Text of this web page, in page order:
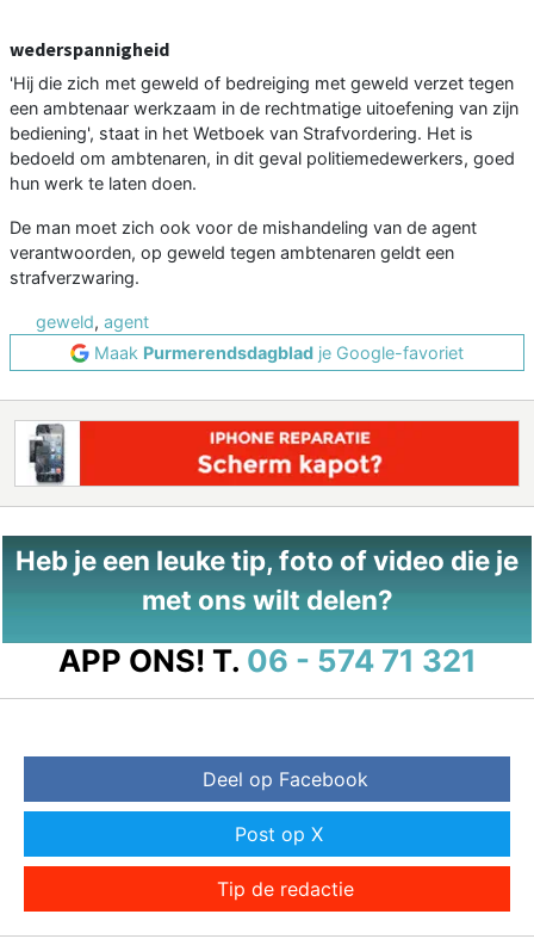
wederspannigheid
'Hij die zich met geweld of bedreiging met geweld verzet tegen
een ambtenaar werkzaam in de rechtmatige uitoefening van zijn
bediening', staat in het Wetboek van Strafvordering. Het is
bedoeld om ambtenaren, in dit geval politiemedewerkers, goed
hun werk te laten doen.
De man moet zich ook voor de mishandeling van de agent
verantwoorden, op geweld tegen ambtenaren geldt een
strafverzwaring.
geweld, agent
Maak Purmerendsdagblad je Google-favoriet
Heb je een leuke tip, foto of video die je
met ons wilt delen?
APP ONS! T. 06 - 574 71 321
Deel op Facebook
Post op X
Tip de redactie